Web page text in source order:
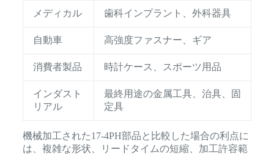
メディカル 歯科インプラント、外科器具
自動車 高強度ファスナー、ギア
消費者製品 時計ケース、スポーツ用品
インダスト
リアル
最終用途の金属工具、治具、固
定具
機械加工された17-4PH部品と比較した場合の利点に
は、複雑な形状、リードタイムの短縮、加工許容範